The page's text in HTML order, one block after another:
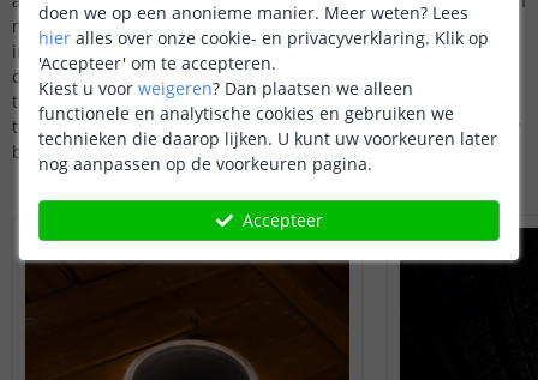
minimalistische en eigentijdse look. Deze spots worden direct
in de grond geïnstalleerd en bieden een opwaartse verlichting
die uw tuinpaden accentueert en bepaalde kenmerken van uw
tuin in de schijnwerpers zet. Grondspots zijn perfect voor het
toevoegen van een subtiele, maar effectieve verlichting aan uw
buitenruimte.
doen we op een anonieme manier. Meer weten? Lees
hier alles over onze cookie- en privacyverklaring. Klik op
'Accepteer' om te accepteren.
Kiest u voor weigeren? Dan plaatsen we alleen
functionele en analytische cookies en gebruiken we
technieken die daarop lijken. U kunt uw voorkeuren later
nog aanpassen op de voorkeuren pagina.
Accepteer